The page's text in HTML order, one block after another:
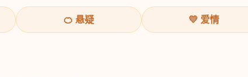
🍊 悬疑 💛 爱情